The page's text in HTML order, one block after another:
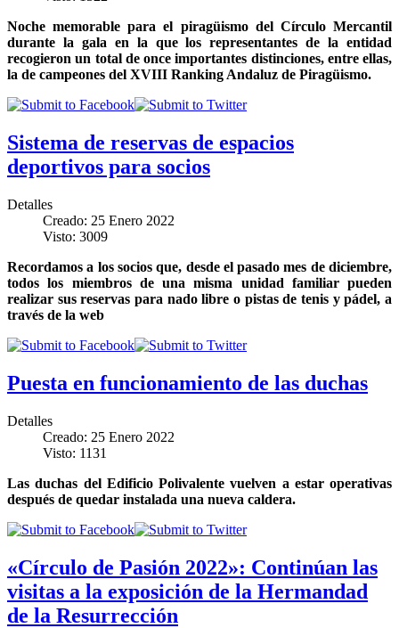
Noche memorable para el piragüismo del Círculo Mercantil
durante la gala en la que los representantes de la entidad
recogieron un total de once importantes distinciones, entre ellas,
la de campeones del XVIII Ranking Andaluz de Piragüismo.
Sistema de reservas de espacios
deportivos para socios
Detalles
Creado: 25 Enero 2022
Visto: 3009
Recordamos a los socios que, desde el pasado mes de diciembre,
todos los miembros de una misma unidad familiar pueden
realizar sus reservas para nado libre o pistas de tenis y pádel, a
través de la web
Puesta en funcionamiento de las duchas
Detalles
Creado: 25 Enero 2022
Visto: 1131
Las duchas del Edificio Polivalente vuelven a estar operativas
después de quedar instalada una nueva caldera.
«Círculo de Pasión 2022»: Continúan las
visitas a la exposición de la Hermandad
de la Resurrección